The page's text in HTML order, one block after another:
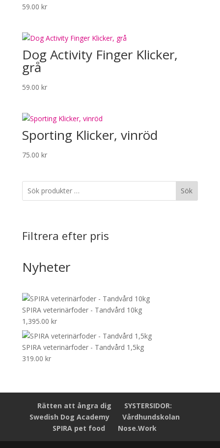
59.00 kr
Dog Activity Finger Klicker,
grå
59.00 kr
Sporting Klicker, vinröd
75.00 kr
Sök
Filtrera efter pris
Nyheter
SPIRA veterinärfoder - Tandvård 10kg
1,395.00 kr
SPIRA veterinärfoder - Tandvård 1,5kg
319.00 kr
Rätten att ångra dig
SYSTERSIDOR:
Swedish Dog Academy
Vårdhundskolan
SPIRA pet food
Nose.Work